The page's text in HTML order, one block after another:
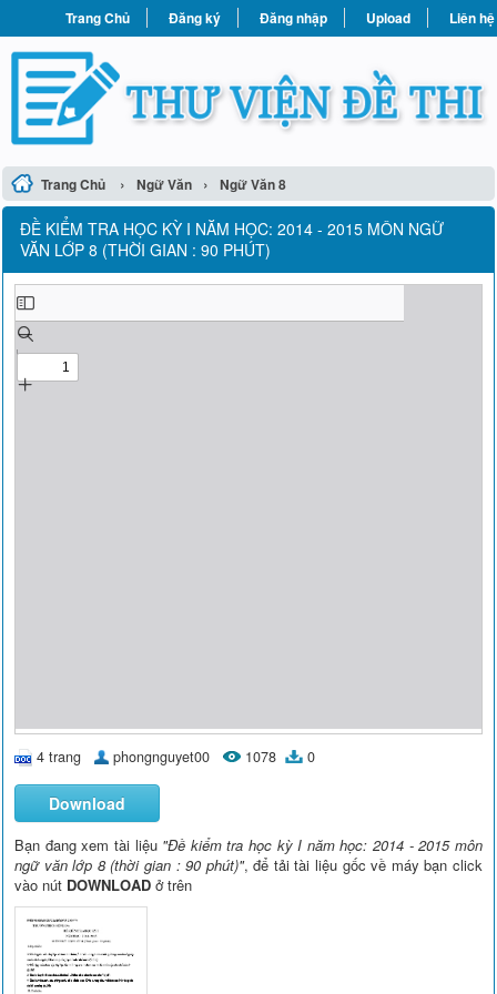
Trang Chủ Đăng ký Đăng nhập Upload Liên hệ
Trang Chủ › Ngữ Văn › Ngữ Văn 8
ĐỀ KIỂM TRA HỌC KỲ I NĂM HỌC: 2014 - 2015 MÔN NGỮ
VĂN LỚP 8 (THỜI GIAN : 90 PHÚT)
4 trang phongnguyet00 1078 0
Download
Bạn đang xem tài liệu "Đề kiểm tra học kỳ I năm học: 2014 - 2015 môn
ngữ văn lớp 8 (thời gian : 90 phút)", để tải tài liệu gốc về máy bạn click
vào nút DOWNLOAD ở trên